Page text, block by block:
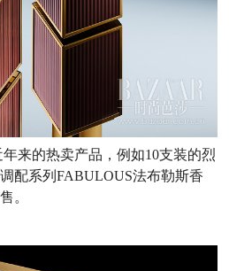
来的热卖产品，例如10支装的烈
配系列FABULOUS法布勒斯香
。